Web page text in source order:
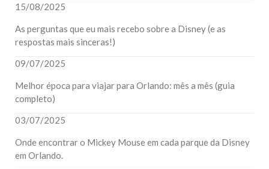
15/08/2025
As perguntas que eu mais recebo sobre a Disney (e as
respostas mais sinceras!)
09/07/2025
Melhor época para viajar para Orlando: mês a mês (guia
completo)
03/07/2025
Onde encontrar o Mickey Mouse em cada parque da Disney
em Orlando.